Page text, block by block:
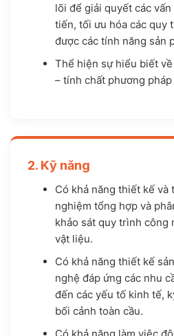
lõi để giải quyết các
tiến, tối ưu hóa các quy
được các tính năng sản
Thể hiện sự hiểu biết
– tính chất phương
2. Kỹ năng
Có khả năng thiết kế và
nghiệm tổng hợp và
khảo sát quy trình công
vật liệu.
Có khả năng thiết kế
nghệ đáp ứng các nhu
đến các yếu tố kinh tế,
bối cảnh toàn cầu.